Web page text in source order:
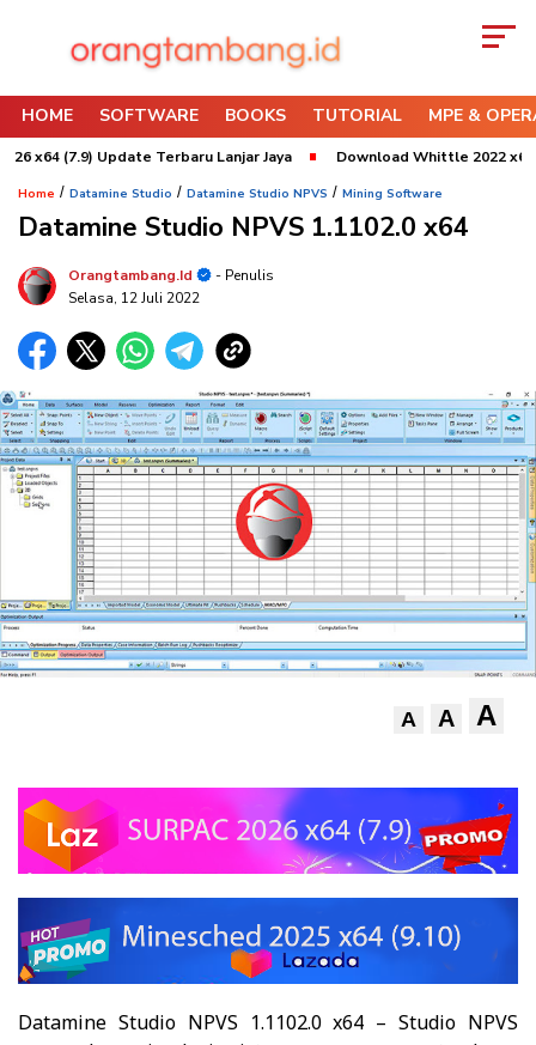
HOME SOFTWARE BOOKS TUTORIAL MPE &
(7.9) Update Terbaru Lanjar Jaya Download Whittle 2022 x64
Home / Datamine Studio / Datamine Studio NPVS / Mining Software
Datamine Studio NPVS 1.1102.0 x64
Orangtambang.id
- Penulis
Selasa, 12 Juli 2022
A A A
Datamine Studio NPVS 1.1102.0 x64 –Studio NPVS